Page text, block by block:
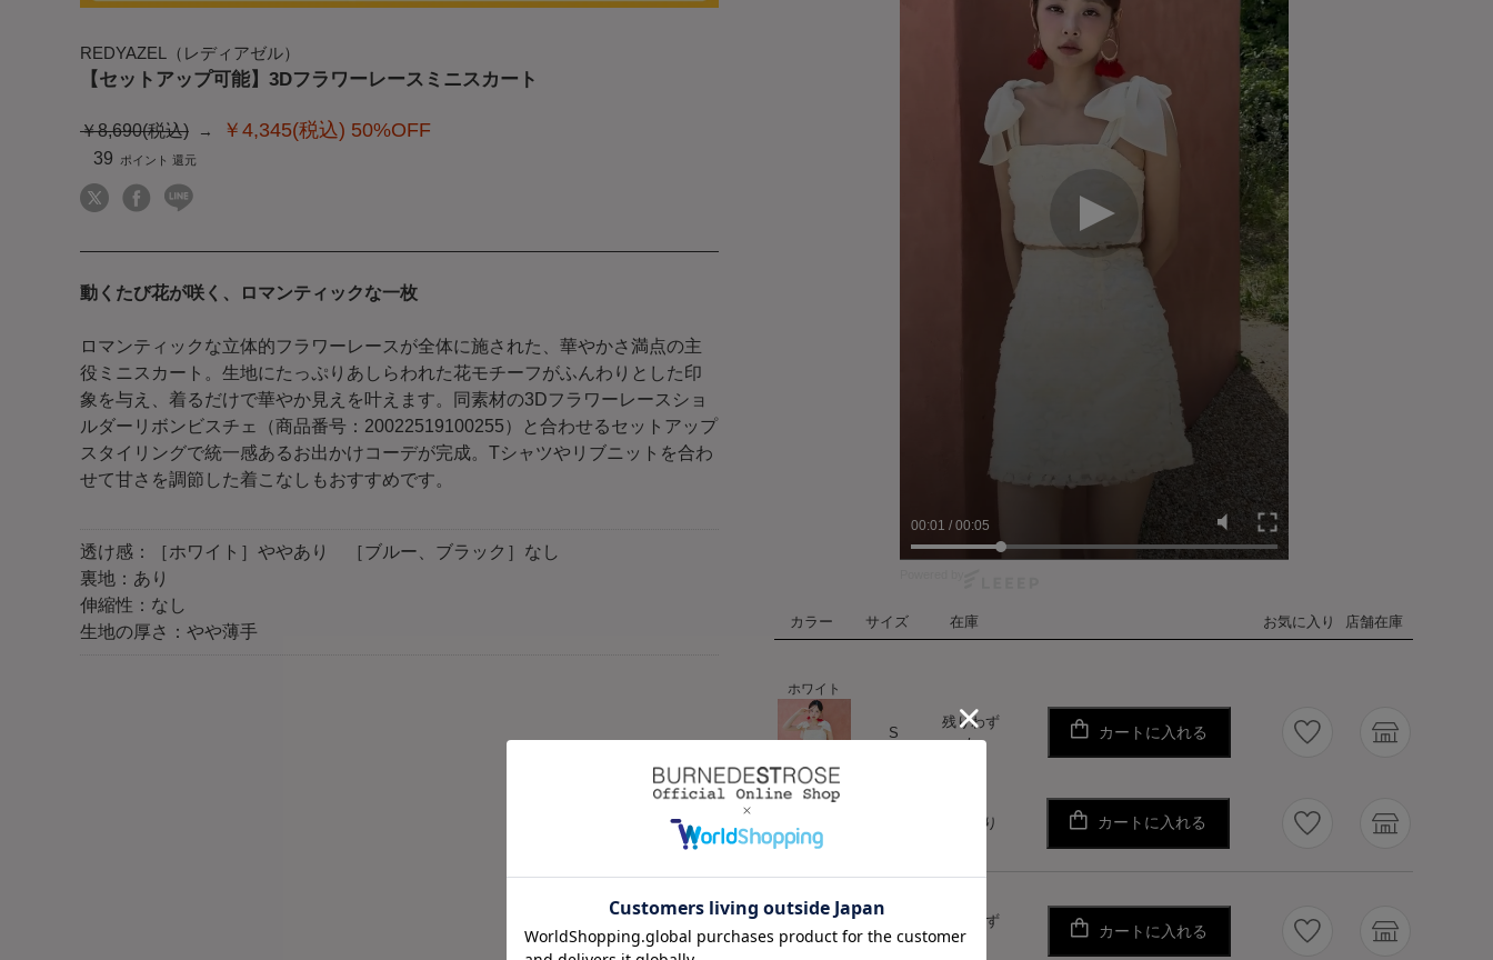
REDYAZEL（レディアゼル）
【セットアップ可能】3Dフラワーレースミニスカート
￥8,690(税込) ￥4,345(税込) 50%OFF
39
動くたび花が咲く、ロマンティックな一枚
ロマンティックな立体的フラワーレースが全体に施された、華やかさ満点の主
役ミニスカート。生地にたっぷりあしらわれた花モチーフがふんわりとした印
象を与え、着るだけで華やか見えを叶えます。同素材の3Dフラワーレースショ
ルダーリボンビスチェ（商品番号：20022519100255）と合わせるセットアップ
スタイリングで統一感あるお出かけコーデが完成。Tシャツやリブニットを合わ
せて甘さを調節した着こなしもおすすめです。
透け感：［ホワイト］ややあり ［ブルー、ブラック］なし
裏地：あり
伸縮性：なし
生地の厚さ：やや薄手
00:02 / 00:05
カラー サイズ 在庫 お気に入り 店舗在庫
ホワイト
S
残りわず
か
カートに入れる
ハート
在庫あり カートに入れる
ハート
S
残りわず
カートに入れる
ハート